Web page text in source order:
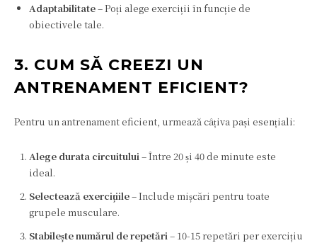
Adaptabilitate– Poți alege exerciții în funcție de
obiectivele tale.
3. CUM SĂ CREEZI UN
ANTRENAMENT EFICIENT?
Pentru un antrenament eficient, urmează câțiva pași esențiali:
Alege durata circuitului – Între 20 și 40 de minute este
ideal.
Selectează exercițiile– Include mișcări pentru toate
grupele musculare.
Stabilește numărul de repetări – 10-15 repetări per exercițiu